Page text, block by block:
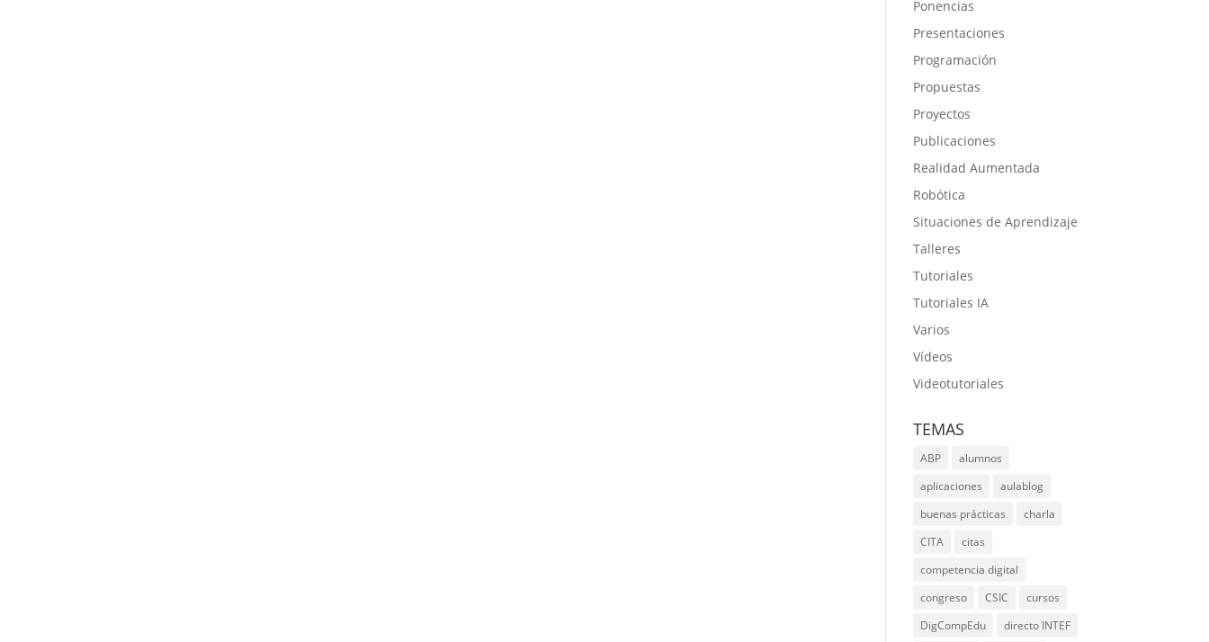
Ponencias
Presentaciones
Programación
Propuestas
Proyectos
Publicaciones
Realidad Aumentada
Robótica
Situaciones de Aprendizaje
Talleres
Tutoriales
Tutoriales IA
Varios
Vídeos
Videotutoriales
TEMAS
ABP
alumnos
aplicaciones
aulablog
buenas prácticas
charla
CITA
citas
competencia digital
congreso
CSIC
cursos
DigCompEdu
directo INTEF